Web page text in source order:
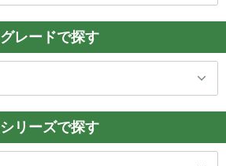
グレードで探す
シリーズで探す